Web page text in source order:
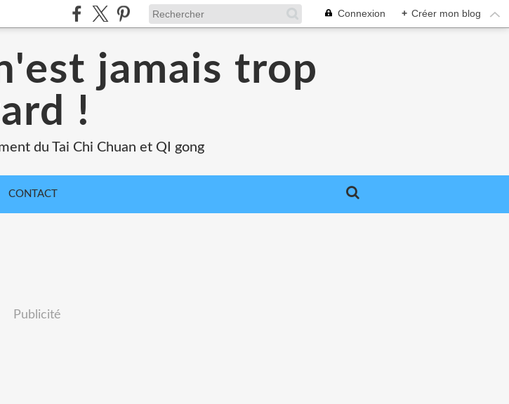
Connexion + Créer mon blog
jamais trop
!
du Tai Chi Chuan et QI gong
CONTACT
Publicité